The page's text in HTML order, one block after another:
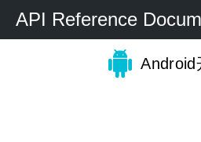
API Reference
Android